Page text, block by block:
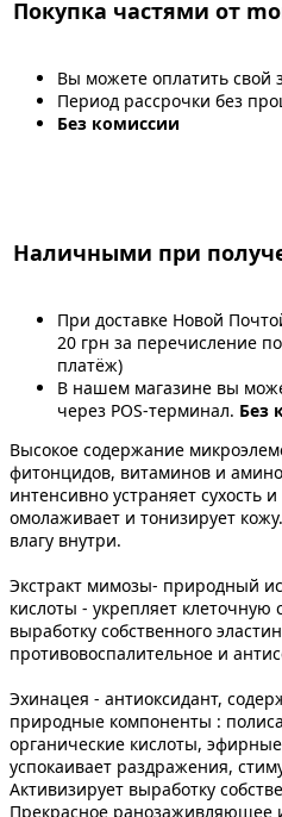
Покупка частями от
Вы можете оплатить свой
Период рассрочки без
Без комиссии
Наличными при
При доставке Новой
20 грн за перечисление
платёж)
В нашем магазине вы
через POS-терминал. Без
Высокое содержание
фитонцидов, витаминов и
интенсивно устраняет сухость
омолаживает и тонизирует
влагу внутри.
Экстракт мимозы- природный
кислоты - укрепляет клеточную
выработку собственного
противовоспалительное и
Эхинацея - антиоксидант,
природные компоненты :
органические кислоты,
успокаивает раздражения,
Активизирует выработку
Прекрасное ранозаживляющее